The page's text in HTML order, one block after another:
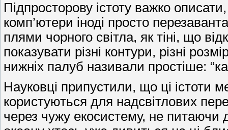
Підпросторову істоту важко
комп’ютери іноді просто
плями чорного світла, як тіні, що
показувати різні контури, різні
нижніх палуб називали простіше:
Науковці припустили, що ці істоти
користуються для надсвітлових
через чужу екосистему, не питаючи